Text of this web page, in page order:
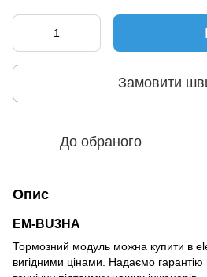
Замовити
До обраного
Опис
EM-BU3НА
Тормозний модуль можна купити в
вигідними цінами. Надаємо